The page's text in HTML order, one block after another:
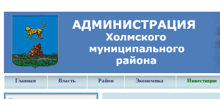
Главная Власть Район Экономика Инвестиции